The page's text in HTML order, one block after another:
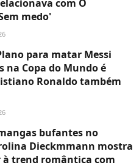
com O
medo'
para matar Messi
na Copa do Mundo é
Ronaldo também
bufantes no
Dieckmmann mostra
à trend romântica com